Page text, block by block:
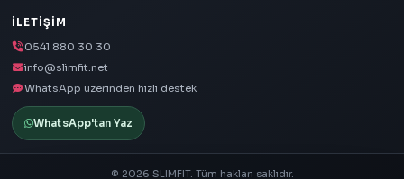
İLETIŞIM
0541 880 30 30
info@slimfit.net
WhatsApp üzerinden hızlı destek
WhatsApp'tan Yaz
© 2026 SLIMFIT. Tüm hakları saklıdır.